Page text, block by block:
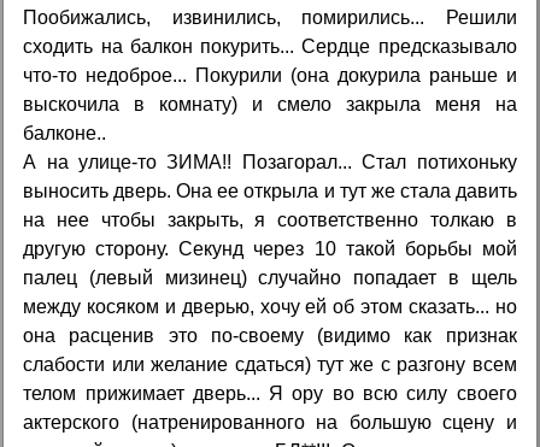
Пообижались, извинились, помирились... Решили
сходить на балкон покурить... Сердце предсказывало
что-то недоброе... Покурили (она докурила раньше и
выскочила в комнату) и смело закрыла меня на
балконе..
А на улице-то ЗИМА!! Позагорал... Стал потихоньку
выносить дверь. Она ее открыла и тут же стала давить
на нее чтобы закрыть, я соответственно толкаю в
другую сторону. Секунд через 10 такой борьбы мой
палец (левый мизинец) случайно попадает в щель
между косяком и дверью, хочу ей об этом сказать... но
она расценив это по-своему (видимо как признак
слабости или желание сдаться) тут же с разгону всем
телом прижимает дверь... Я ору во всю силу своего
актерского (натренированного на большую сцену и